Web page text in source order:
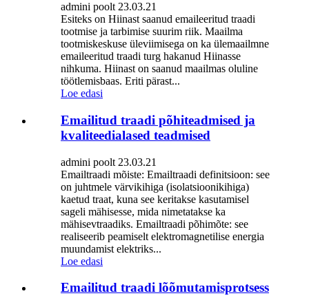
admini poolt 23.03.21
Esiteks on Hiinast saanud emaileeritud traadi
tootmise ja tarbimise suurim riik. Maailma
tootmiskeskuse üleviimisega on ka ülemaailmne
emaileeritud traadi turg hakanud Hiinasse
nihkuma. Hiinast on saanud maailmas oluline
töötlemisbaas. Eriti pärast...
Loe edasi
Emailitud traadi põhiteadmised ja
kvaliteedialased teadmised
admini poolt 23.03.21
Emailtraadi mõiste: Emailtraadi definitsioon: see
on juhtmele värvikihiga (isolatsioonikihiga)
kaetud traat, kuna see keritakse kasutamisel
sageli mähisesse, mida nimetatakse ka
mähisevtraadiks. Emailtraadi põhimõte: see
realiseerib peamiselt elektromagnetilise energia
muundamist elektriks...
Loe edasi
Emailitud traadi lõõmutamisprotsess